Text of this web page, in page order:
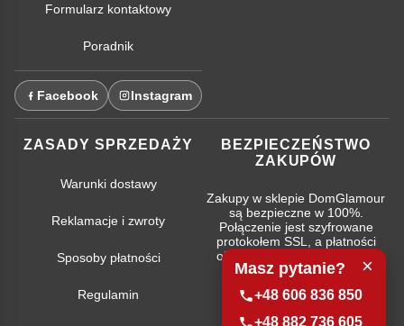
Formularz kontaktowy
Poradnik
Facebook Instagram
ZASADY SPRZEDAŻY
Warunki dostawy
Reklamacje i zwroty
Sposoby płatności
Regulamin
BEZPIECZEŃSTWO
ZAKUPÓW
Zakupy w sklepie DomGlamour
są bezpieczne w 100%.
Połączenie jest szyfrowane
protokołem SSL, a płatności
obsługują najpopularniejsze
systemy bankowe.
×
Masz pytanie?
+48 606 836 850
+48 882 736 605